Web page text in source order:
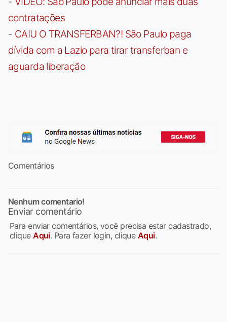
contratações
- CAIU O TRANSFERBAN?! São Paulo paga
dívida com a Lazio para tirar transferban e
aguarda liberação
Comentários
Nenhum comentario!
Enviar comentário
Para enviar comentários, você precisa estar cadastrado,
cliqueAqui. Para fazer login, clique Aqui.